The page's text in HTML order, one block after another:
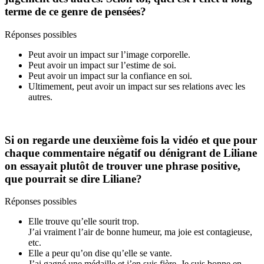
terme de ce genre de pensées?
Réponses possibles
Peut avoir un impact sur l’image corporelle.
Peut avoir un impact sur l’estime de soi.
Peut avoir un impact sur la confiance en soi.
Ultimement, peut avoir un impact sur ses relations avec les
autres.
Si on regarde une deuxième fois la vidéo et que pour
chaque commentaire négatif ou dénigrant de Liliane
on essayait plutôt de trouver une phrase positive,
que pourrait se dire Liliane?
Réponses possibles
Elle trouve qu’elle sourit trop.
J’ai vraiment l’air de bonne humeur, ma joie est contagieuse,
etc.
Elle a peur qu’on dise qu’elle se vante.